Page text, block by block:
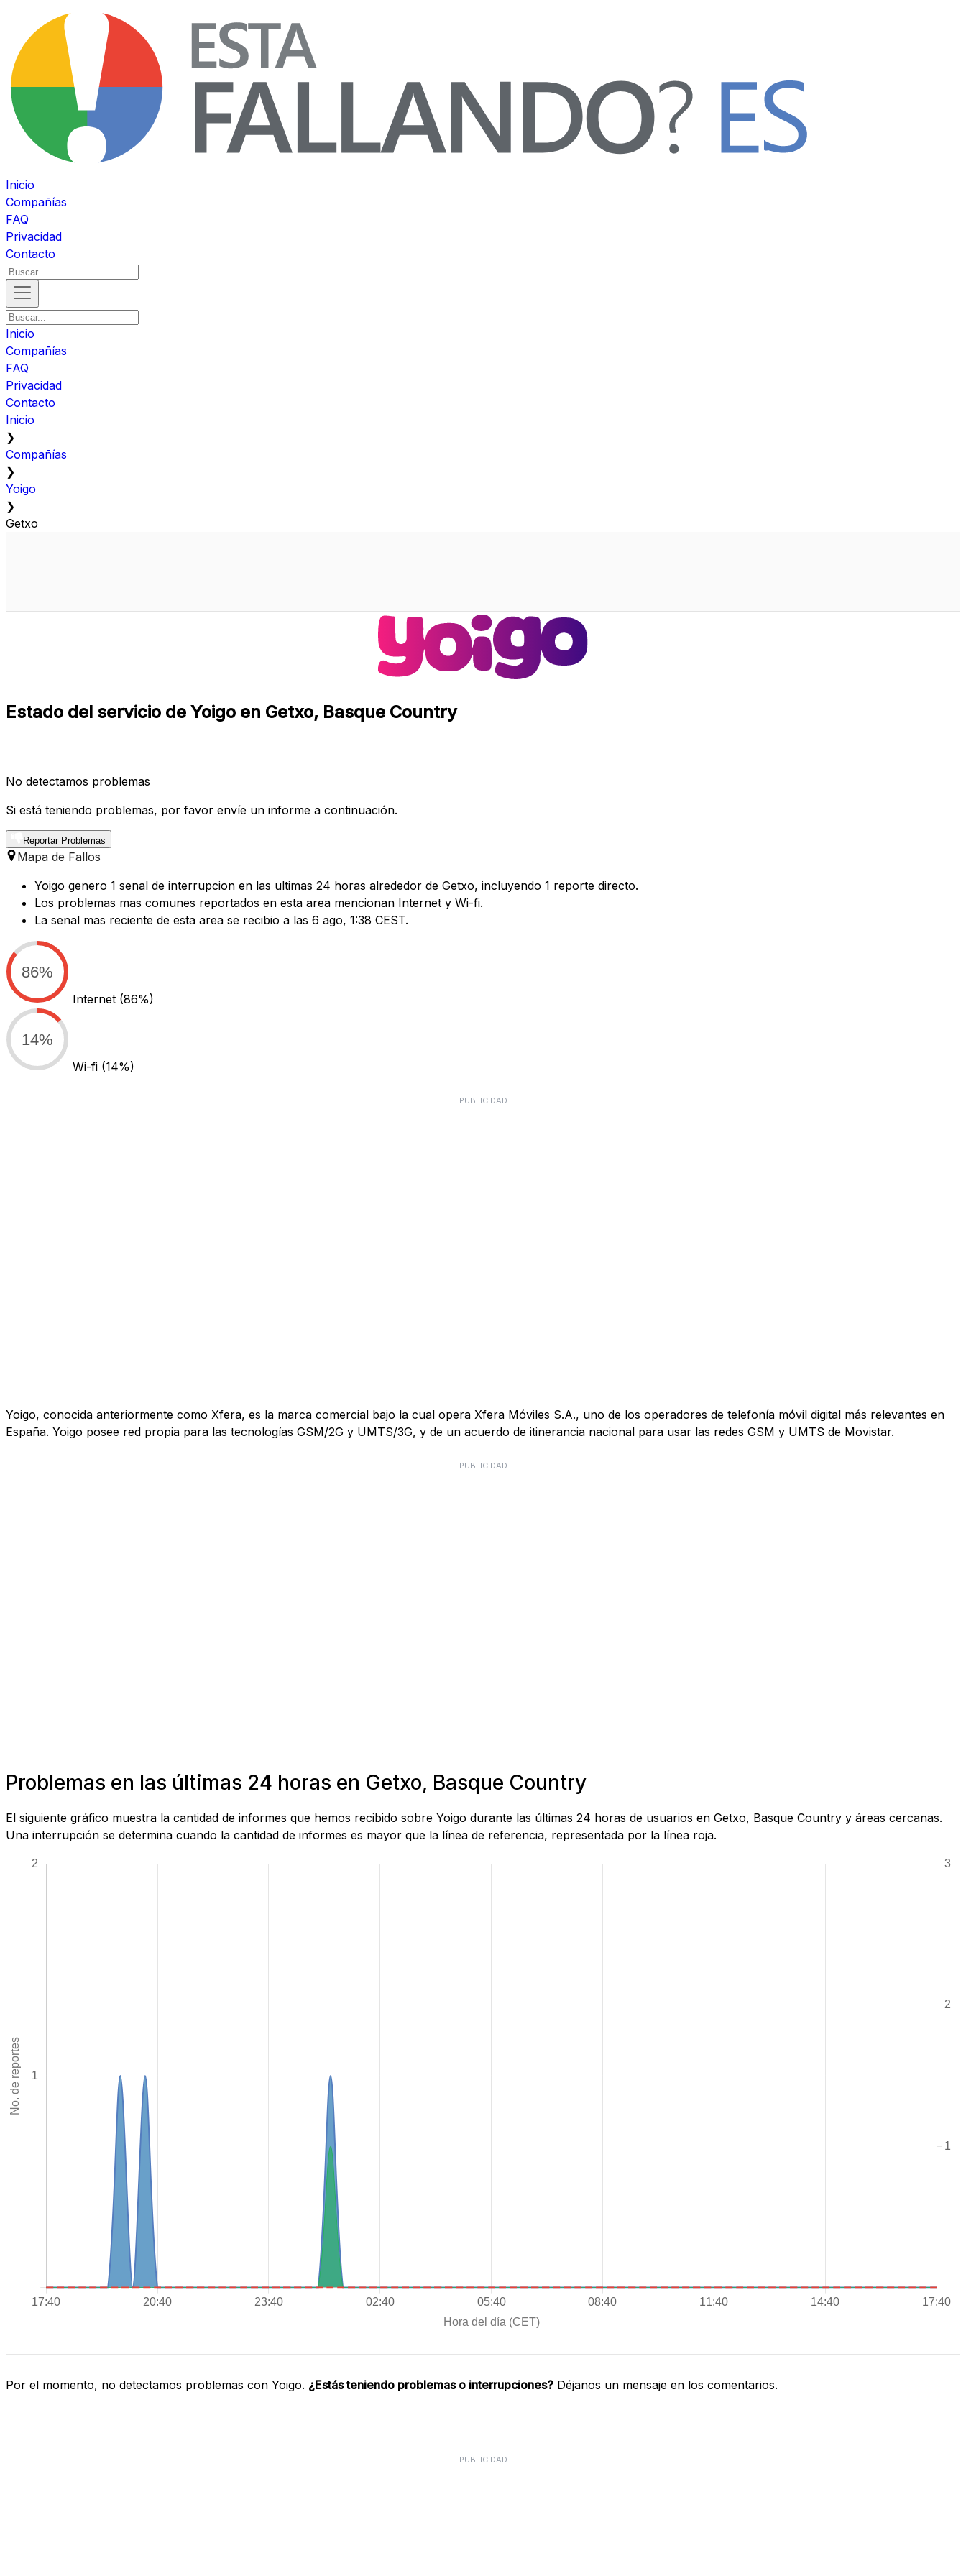
Inicio
Compañías
FAQ
Privacidad
Contacto
Inicio
Compañías
FAQ
Privacidad
Contacto
Inicio
❯
Compañías
❯
Yoigo
❯
Getxo
Estado del servicio de Yoigo en Getxo, Basque Country
No detectamos problemas
Si está teniendo problemas, por favor envíe un informe a continuación.
Reportar Problemas
Mapa de Fallos
Yoigo genero 1 senal de interrupcion en las ultimas 24 horas alrededor de Getxo, incluyendo 1 reporte directo.
Los problemas mas comunes reportados en esta area mencionan Internet y Wi-fi.
La senal mas reciente de esta area se recibio a las 6 ago, 1:38 CEST.
86%
Internet (86%)
14%
Wi-fi (14%)
PUBLICIDAD
Yoigo, conocida anteriormente como Xfera, es la marca comercial bajo la cual opera Xfera Móviles S.A., uno de los operadores de telefonía móvil digital más relevantes en
España. Yoigo posee red propia para las tecnologías GSM/2G y UMTS/3G, y de un acuerdo de itinerancia nacional para usar las redes GSM y UMTS de Movistar.
PUBLICIDAD
Problemas en las últimas 24 horas en Getxo, Basque Country
El siguiente gráfico muestra la cantidad de informes que hemos recibido sobre Yoigo durante las últimas 24 horas de usuarios en Getxo, Basque Country y áreas cercanas.
Una interrupción se determina cuando la cantidad de informes es mayor que la línea de referencia, representada por la línea roja.
Por el momento, no detectamos problemas con Yoigo. ¿Estás teniendo problemas o interrupciones? Déjanos un mensaje en los comentarios.
PUBLICIDAD